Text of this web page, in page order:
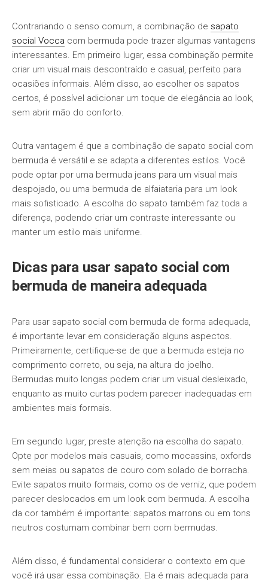
Contrariando o senso comum, a combinação de sapato
social Vocca com bermuda pode trazer algumas vantagens
interessantes. Em primeiro lugar, essa combinação permite
criar um visual mais descontraído e casual, perfeito para
ocasiões informais. Além disso, ao escolher os sapatos
certos, é possível adicionar um toque de elegância ao look,
sem abrir mão do conforto.
Outra vantagem é que a combinação de sapato social com
bermuda é versátil e se adapta a diferentes estilos. Você
pode optar por uma bermuda jeans para um visual mais
despojado, ou uma bermuda de alfaiataria para um look
mais sofisticado. A escolha do sapato também faz toda a
diferença, podendo criar um contraste interessante ou
manter um estilo mais uniforme.
Dicas para usar sapato social com
bermuda de maneira adequada
Para usar sapato social com bermuda de forma adequada,
é importante levar em consideração alguns aspectos.
Primeiramente, certifique-se de que a bermuda esteja no
comprimento correto, ou seja, na altura do joelho.
Bermudas muito longas podem criar um visual desleixado,
enquanto as muito curtas podem parecer inadequadas em
ambientes mais formais.
Em segundo lugar, preste atenção na escolha do sapato.
Opte por modelos mais casuais, como mocassins, oxfords
sem meias ou sapatos de couro com solado de borracha.
Evite sapatos muito formais, como os de verniz, que podem
parecer deslocados em um look com bermuda. A escolha
da cor também é importante: sapatos marrons ou em tons
neutros costumam combinar bem com bermudas.
Além disso, é fundamental considerar o contexto em que
você irá usar essa combinação. Ela é mais adequada para